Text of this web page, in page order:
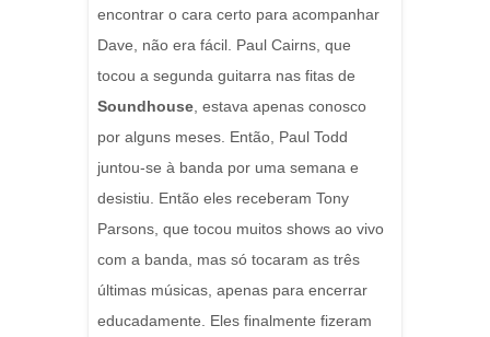
encontrar o cara certo para acompanhar
Dave, não era fácil. Paul Cairns, que
tocou a segunda guitarra nas fitas de
Soundhouse , estava apenas conosco
por alguns meses. Então, Paul Todd
juntou-se à banda por uma semana e
desistiu. Então eles receberam Tony
Parsons, que tocou muitos shows ao vivo
com a banda, mas só tocaram as três
últimas músicas, apenas para encerrar
educadamente. Eles finalmente fizeram